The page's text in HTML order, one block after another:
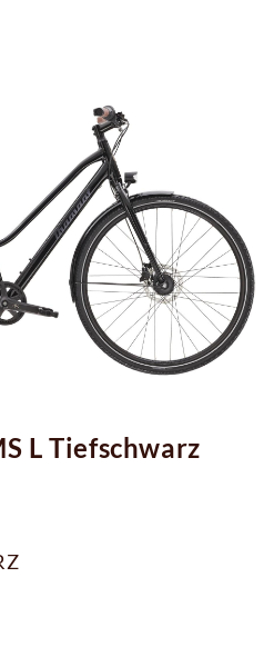
L Tiefschwarz